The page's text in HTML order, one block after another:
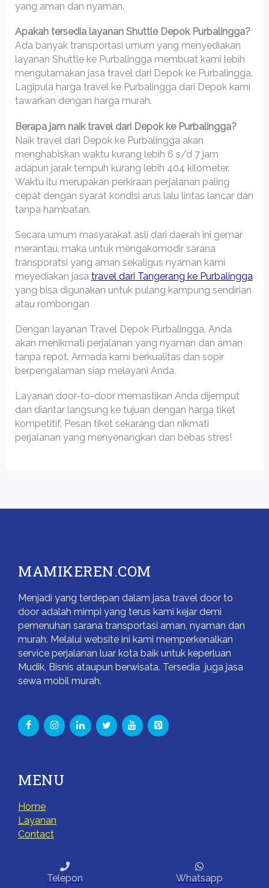
yang aman dan nyaman.
Apakah tersedia layanan Shuttle Depok Purbalingga?
Ada banyak transportasi umum yang menyediakan
layanan Shuttle ke Purbalingga membuat kami lebih
mengutamakan jasa travel dari Depok ke Purbalingga.
Lagipula harga travel ke Purbalingga dari Depok kami
tawarkan dengan harga murah.
Berapa jam naik travel dari Depok ke Purbalingga?
Naik travel dari Depok ke Purbalingga akan
menghabiskan waktu kurang lebih 6 s/d 7 jam
adapun jarak tempuh kurang lebih 404 kilometer.
Waktu itu merupakan perkiraan perjalanan paling
cepat dengan syarat kondisi arus lalu lintas lancar dan
tanpa hambatan.
Secara umum masyarakat asli dari daerah ini gemar
merantau, maka untuk mengakomodir sarana
transporatsi yang aman sekaligus nyaman kami
meyediakan jasa travel dari Tangerang ke Purbalingga
yang bisa digunakan untuk pulang kampung sendirian
atau rombongan
Dengan layanan Travel Depok Purbalingga, Anda
akan menikmati perjalanan yang nyaman dan aman
tanpa repot. Armada kami berkualitas dan sopir
berpengalaman siap melayani Anda.
Layanan door-to-door memastikan Anda dijemput
dan diantar langsung ke tujuan dengan harga tiket
kompetitif. Pesan tiket sekarang dan nikmati
perjalanan yang menyenangkan dan bebas stres!
MAMIKEREN.COM
Menjadi yang terdepan dalam jasa travel door to
door adalah mimpi yang terus kami kejar demi
pemenuhan sarana transportasi aman, nyaman dan
murah. Melalui website ini kami memperkenalkan
service perjalanan luar kota baik untuk keperluan
Mudik, Bisnis ataupun berwisata. Tersedia juga jasa
sewa mobil murah.
MENU
Home
Layanan
Contact
KONTAK
Telepon Whatsapp